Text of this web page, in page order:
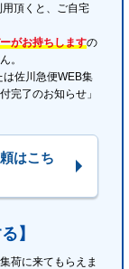
用頂くと、ご自宅
がお持ちしますの
。
佐川急便WEB集
完了のお知らせ」
はこち
】
荷に来てもらえま